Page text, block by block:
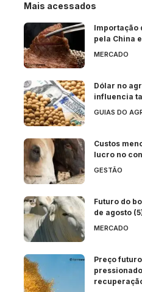
Mais acessados
Importação
pela China
MERCADO
Dólar no
influencia
GUIAS DO
Custos
lucro no
GESTÃO
Futuro do
de agosto
MERCADO
Preço